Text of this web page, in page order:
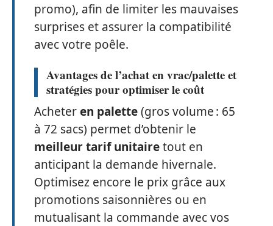
promo), afin de limiter les mauvaises
surprises et assurer la compatibilité
avec votre poêle.
Avantages de l’achat en vrac/palette et
stratégies pour optimiser le coût
Acheteren palette(gros volume : 65
à 72 sacs) permet d’obtenir le
meilleur tarif unitairetout en
anticipant la demande hivernale.
Optimisez encore le prix grâce aux
promotions saisonnières ou en
mutualisant la commande avec vos